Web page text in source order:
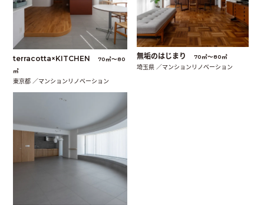
terracotta×KITCHEN
70㎡〜80
㎡
東京都 ／マンションリノベーション
無垢のはじまり 70㎡〜80㎡
埼玉県 ／マンションリノベーション